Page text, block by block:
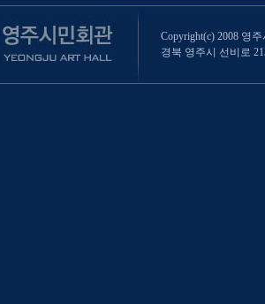
Copyright(c) 2008 영
경북 영주시 선비로